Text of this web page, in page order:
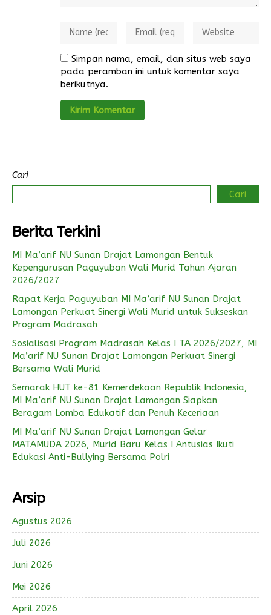
Simpan nama, email, dan situs web saya
pada peramban ini untuk komentar saya
berikutnya.
Cari
Cari
Berita Terkini
MI Ma’arif NU Sunan Drajat Lamongan Bentuk
Kepengurusan Paguyuban Wali Murid Tahun Ajaran
2026/2027
Rapat Kerja Paguyuban MI Ma’arif NU Sunan Drajat
Lamongan Perkuat Sinergi Wali Murid untuk Sukseskan
Program Madrasah
Sosialisasi Program Madrasah Kelas I TA 2026/2027, MI
Ma’arif NU Sunan Drajat Lamongan Perkuat Sinergi
Bersama Wali Murid
Semarak HUT ke-81 Kemerdekaan Republik Indonesia,
MI Ma’arif NU Sunan Drajat Lamongan Siapkan
Beragam Lomba Edukatif dan Penuh Keceriaan
MI Ma’arif NU Sunan Drajat Lamongan Gelar
MATAMUDA 2026, Murid Baru Kelas I Antusias Ikuti
Edukasi Anti-Bullying Bersama Polri
Arsip
Agustus 2026
Juli 2026
Juni 2026
Mei 2026
April 2026